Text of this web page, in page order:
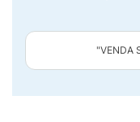
"VENDA